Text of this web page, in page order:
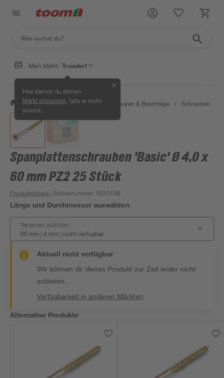
Mein Markt: Troisdorf
Hier kannst du deinen
Markt anpassen , falls er nicht
stimmt.
✕
/ Werkstatt & Maschinen / Eisenwaren & Beschläge / Schrauben
Spanplattenschrauben 'Basic' Ø 4,0 x
60 mm PZ2 25 Stück
Produktdetails | Artikelnummer: 1620138
Länge und Durchmesser auswählen
Varianten aufrufen:
60 mm | 4 mm | nicht verfügbar
Aktuell nicht verfügbar
Wir können dir dieses Produkt zur Zeit leider nicht
anbieten.
Verfügbarkeit in anderen Märkten
Alternative Produkte